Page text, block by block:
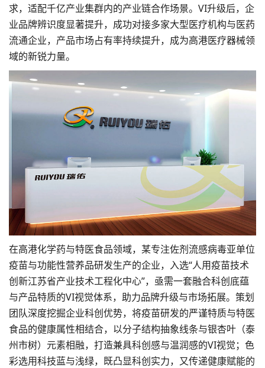
求，适配千亿产业集群内的产业链合作场景。VI升级后，企
业品牌辨识度显著提升，成功对接多家大型医疗机构与医药
流通企业，产品市场占有率持续提升，成为高港医疗器械领
域的新锐力量。
在高港化学药与特医食品领域，某专注佐剂流感病毒亚单位
疫苗与功能性营养品研发生产的企业，入选“人用疫苗技术
创新江苏省产业技术工程化中心”，亟需一套融合科创底蕴
与产品特质的VI视觉体系，助力品牌升级与市场拓展。策划
团队深度挖掘企业科创优势，将疫苗研发的严谨特质与特医
食品的健康属性相结合，以分子结构抽象线条与银杏叶（泰
州市树）元素相融，打造兼具科创感与温润感的VI视觉；色
彩选用科技蓝与浅绿，既凸显科创实力，又传递健康赋能的